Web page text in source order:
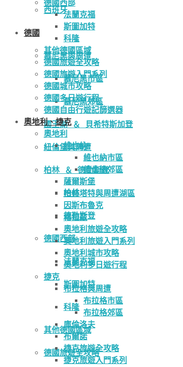
西班牙
德國
慕尼黑與周遭
慕尼黑市區
慕尼黑郊區
國王湖 ＆ 貝希特斯加登
紐倫堡與周遭
柏林 ＆ 德勒斯登
柏林
德勒斯登
德國西部
法蘭克福
斯圖加特
科隆
其他德國區域
德國旅遊全攻略
德國西部
法蘭克福
斯圖加特
科隆
其他德國區域
德國旅遊全攻略
德國旅遊入門系列
德國城市攻略
德國多日遊行程
德國自由行遊記篩選器
奧地利、捷克
奧地利
維也納
維也納市區
維也納郊區
薩爾斯堡
哈修塔特與周遭湖區
因斯布魯克
格拉茲
奧地利旅遊全攻略
奧地利旅遊入門系列
奧地利城市攻略
奧地利多日遊行程
捷克
布拉格與周遭
布拉格市區
布拉格郊區
庫倫洛夫
布爾諾
捷克旅遊全攻略
捷克旅遊入門系列